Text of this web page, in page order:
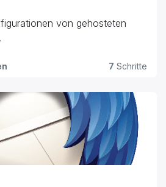
von gehosteten
7 Schritte